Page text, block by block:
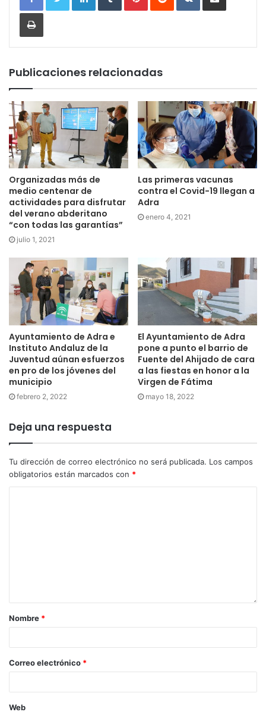
Imprimir
Publicaciones relacionadas
Organizadas más de
medio centenar de
actividades para disfrutar
del verano abderitano
“con todas las garantías”
julio 1, 2021
Las primeras vacunas
contra el Covid-19 llegan a
Adra
enero 4, 2021
Ayuntamiento de Adra e
Instituto Andaluz de la
Juventud aúnan esfuerzos
en pro de los jóvenes del
municipio
febrero 2, 2022
El Ayuntamiento de Adra
pone a punto el barrio de
Fuente del Ahijado de cara
a las fiestas en honor a la
Virgen de Fátima
mayo 18, 2022
Deja una respuesta
Tu dirección de correo electrónico no será publicada. Los campos
obligatorios están marcados con *
Nombre *
Correo electrónico *
Web